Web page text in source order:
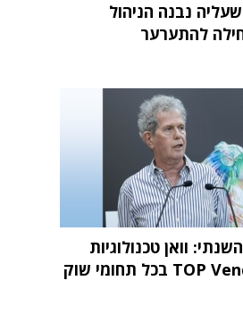
נבנה הניהול
להתערער
מחקר STKI השנתי: וואן טכנולוגיות
דורגה כ-TOP Vendor בכל תחומי שוק